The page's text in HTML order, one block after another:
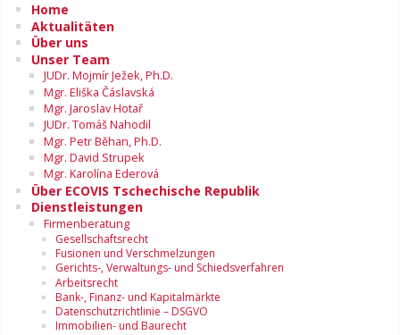
Home
Aktualitäten
Über uns
Unser Team
JUDr. Mojmír Ježek, Ph.D.
Mgr. Eliška Čáslavská
Mgr. Jaroslav Hotař
JUDr. Tomáš Nahodil
Mgr. Petr Běhan, Ph.D.
Mgr. David Strupek
Mgr. Karolína Ederová
Über ECOVIS Tschechische Republik
Dienstleistungen
Firmenberatung
Gesellschaftsrecht
Fusionen und Verschmelzungen
Gerichts-, Verwaltungs- und Schiedsverfahren
Arbeitsrecht
Bank-, Finanz- und Kapitalmärkte
Datenschutzrichtlinie – DSGVO
Immobilien- und Baurecht